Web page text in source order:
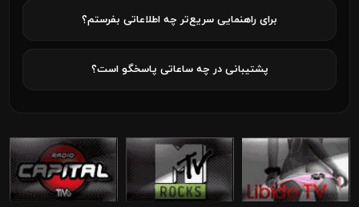
برای راهنمایی سریع‌تر چه اطلاعاتی بفرستم؟
پشتیبانی در چه ساعاتی پاسخگو است؟